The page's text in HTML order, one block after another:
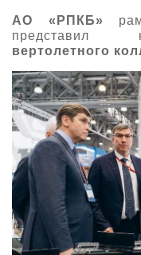
АО «РПКБ»
представил
вертолетного